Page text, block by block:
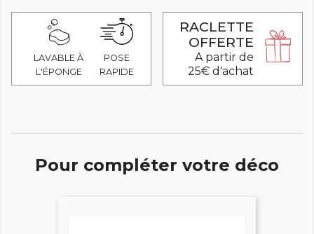
LAVABLE À
L'ÉPONGE
POSE
RAPIDE
RACLETTE
OFFERTE
A partir de
25€ d'achat
Pour compléter votre déco